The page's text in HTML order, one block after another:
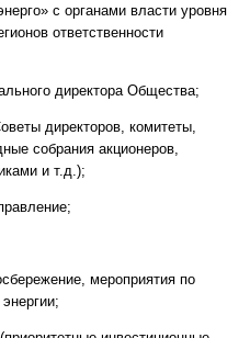
с органами власти уровня
ответственности
директора Общества;
директоров, комитеты,
собрания акционеров,
и т.д.);
мероприятия по